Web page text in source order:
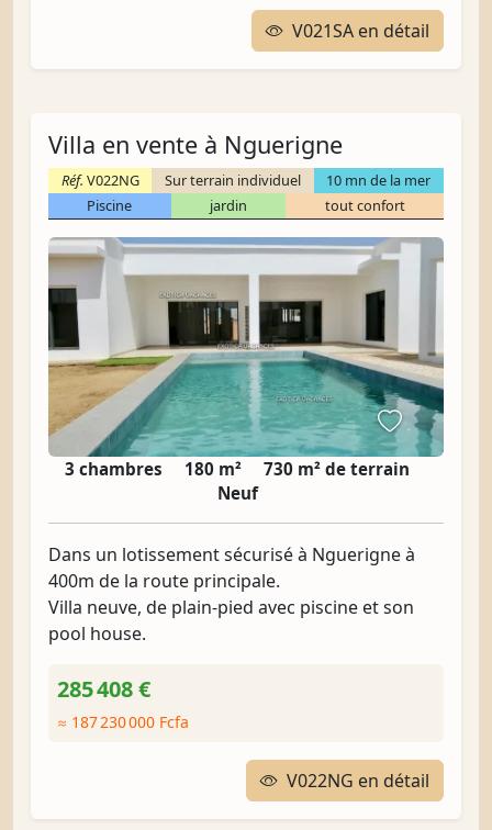
V021SA en détail
Villa en vente à Nguerigne
Réf. V022NG Sur terrain individuel
10 mn de la mer
Piscine
jardin tout confort
3 chambres 180 m²
730 m² de terrain
Neuf
Dans un lotissement sécurisé à Nguerigne à
400m de la route principale.
Villa neuve, de plain-pied avec piscine et son
pool house.
285 408 €
≈ 187 230 000 Fcfa
V022NG en détail